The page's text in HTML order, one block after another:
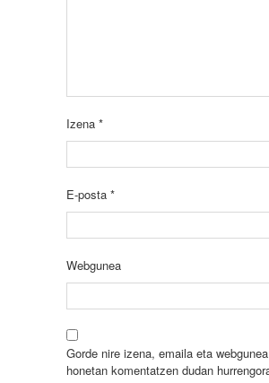
Izena *
E-posta *
Webgunea
Gorde nire izena, emaila eta
honetan komentatzen dudan